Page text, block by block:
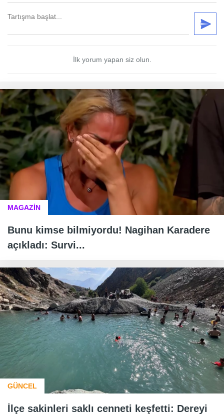
İlk yorum yapan siz olun.
MAGAZİN
Bunu kimse bilmiyordu! Nagihan Karadere
açıkladı: Survi...
GÜNCEL
İlçe sakinleri saklı cenneti keşfetti: Dereyi